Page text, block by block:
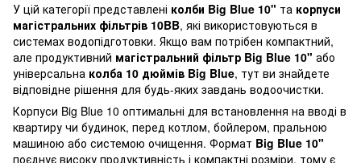
У цій категорії представлені колби Big Blue 10" та корпуси
магістральних фільтрів 10BB, які використовуються в
системах водопідготовки. Якщо вам потрібен компактний,
але продуктивний магістральний фільтр Big Blue 10" або
універсальна колба 10 дюймів Big Blue, тут ви знайдете
відповідне рішення для будь-яких завдань водоочистки.
Корпуси Big Blue 10 оптимальні для встановлення на вводі в
квартиру чи будинок, перед котлом, бойлером, пральною
машиною або системою очищення. Формат Big Blue 10"
поєднує високу продуктивність і компактні розміри, тому є